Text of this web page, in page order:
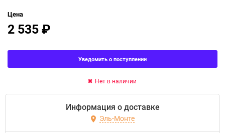
Цена
2 535₽
Уведомить о поступлении
Нет в наличии
Информация о доставке
Эль-Монте